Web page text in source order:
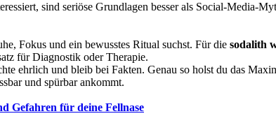
sind seriöse Grundlagen besser als Social-Media-
Fokus und ein bewusstes Ritual suchst. Für die sodalith
für Diagnostik oder Therapie.
ehrlich und bleib bei Fakten. Genau so holst du das
und spürbar ankommt.
Gefahren für deine Fellnase